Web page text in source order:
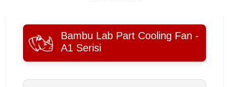
Bambu Lab Part Cooling Fan -
A1 Serisi